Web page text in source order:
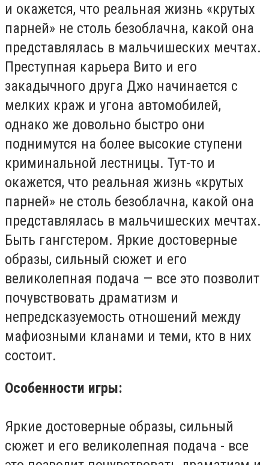
и окажется, что реальная жизнь «крутых
парней» не столь безоблачна, какой она
представлялась в мальчишеских мечтах.
Преступная карьера Вито и его
закадычного друга Джо начинается с
мелких краж и угона автомобилей,
однако же довольно быстро они
поднимутся на более высокие ступени
криминальной лестницы. Тут-то и
окажется, что реальная жизнь «крутых
парней» не столь безоблачна, какой она
представлялась в мальчишеских мечтах.
Быть гангстером. Яркие достоверные
образы, сильный сюжет и его
великолепная подача — все это позволит
почувствовать драматизм и
непредсказуемость отношений между
мафиозными кланами и теми, кто в них
состоит.
Особенности игры:
Яркие достоверные образы, сильный
сюжет и его великолепная подача - все